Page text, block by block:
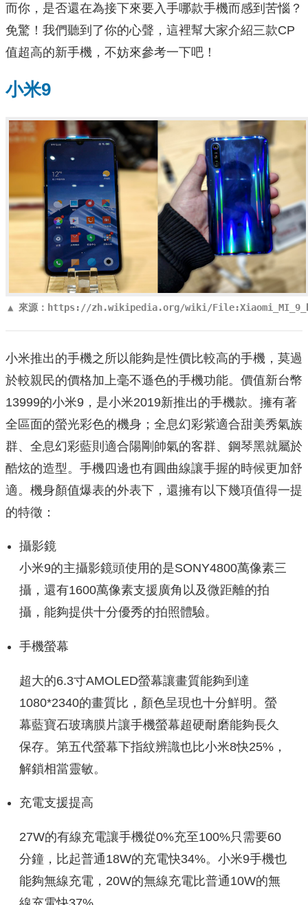
而你，是否還在為接下來要入手哪款手機而感到苦惱？
免驚！我們聽到了你的心聲，這裡幫大家介紹三款CP
值超高的新手機，不妨來參考一下吧！
小米9
▲ 來源：https://zh.wikipedia.org/wiki/
小米推出的手機之所以能夠是性價比較高的手機，莫過
於較親民的價格加上毫不遜色的手機功能。價值新台幣
13999的小米9，是小米2019新推出的手機款。擁有著
全區面的螢光彩色的機身；全息幻彩紫適合甜美秀氣族
群、全息幻彩藍則適合陽剛帥氣的客群、鋼琴黑就屬於
酷炫的造型。手機四邊也有圓曲線讓手握的時候更加舒
適。機身顏值爆表的外表下，還擁有以下幾項值得一提
的特徵：
攝影鏡
小米9的主攝影鏡頭使用的是SONY4800萬像素三
攝，還有1600萬像素支援廣角以及微距離的拍
攝，能夠提供十分優秀的拍照體驗。
手機螢幕
超大的6.3寸AMOLED螢幕讓畫質能夠到達
1080*2340的畫質比，顏色呈現也十分鮮明。螢
幕藍寶石玻璃膜片讓手機螢幕超硬耐磨能夠長久
保存。第五代螢幕下指紋辨識也比小米8快25%，
解鎖相當靈敏。
充電支援提高
27W的有線充電讓手機從0%充至100%只需要60
分鐘，比起普通18W的充電快34%。小米9手機也
能夠無線充電，20W的無線充電比普通10W的無